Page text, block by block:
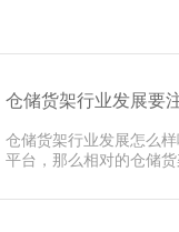
仓储货架行业发展要
仓储货架行业发展怎么
平台，那么相对的仓储